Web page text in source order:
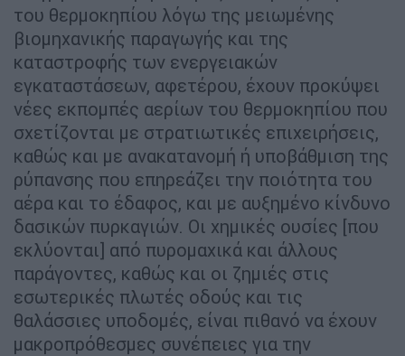
του θερμοκηπίου λόγω της μειωμένης
βιομηχανικής παραγωγής και της
καταστροφής των ενεργειακών
εγκαταστάσεων, αφετέρου, έχουν προκύψει
νέες εκπομπές αερίων του θερμοκηπίου που
σχετίζονται με στρατιωτικές επιχειρήσεις,
καθώς και με ανακατανομή ή υποβάθμιση της
ρύπανσης που επηρεάζει την ποιότητα του
αέρα και το έδαφος, και με αυξημένο κίνδυνο
δασικών πυρκαγιών. Οι χημικές ουσίες [που
εκλύονται] από πυρομαχικά και άλλους
παράγοντες, καθώς και οι ζημιές στις
εσωτερικές πλωτές οδούς και τις
θαλάσσιες υποδομές, είναι πιθανό να έχουν
μακροπρόθεσμες συνέπειες για την